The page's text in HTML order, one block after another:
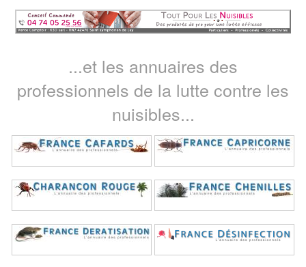
...et les annuaires des
professionnels de la lutte contre les
nuisibles...